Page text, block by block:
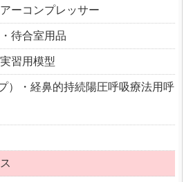
ーコンプレッサー
待合室用品
習用模型
）・経鼻的持続陽圧呼吸療法用呼